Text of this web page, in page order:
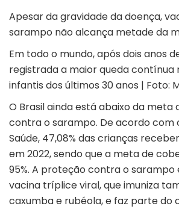
Apesar da gravidade da doença,
sarampo não alcança metade da
Em todo o mundo, após dois anos
registrada a maior queda contínua
infantis dos últimos 30 anos | Foto:
O Brasil ainda está abaixo da meta
contra o sarampo. De acordo com
Saúde, 47,08% das crianças
em 2022, sendo que a meta de
95%. A proteção contra o
vacina tríplice viral, que imuniza
caxumba e rubéola, e faz parte do